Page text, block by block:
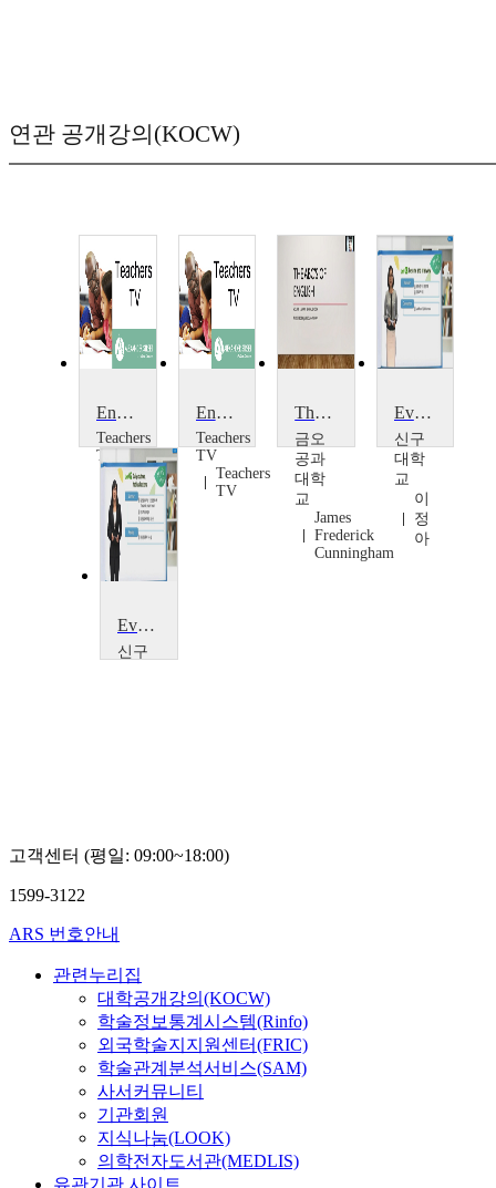
연관 공개강의(KOCW)
English as an Additional Language
Teachers
TV
Teachers
TV
English as an Additional Language
Teachers
TV
Teachers
TV
The ABCs of English as a Second Language (ESL)
금오
공과
대학
교
James
Frederick
Cunningham
Everyday English
신구
대학
교
이
정
아
Everyday English
신구
고객센터 (평일: 09:00~18:00)
1599-3122
ARS 번호안내
관련누리집
대학공개강의(KOCW)
학술정보통계시스템(Rinfo)
외국학술지지원센터(FRIC)
학술관계분석서비스(SAM)
사서커뮤니티
기관회원
지식나눔(LOOK)
의학전자도서관(MEDLIS)